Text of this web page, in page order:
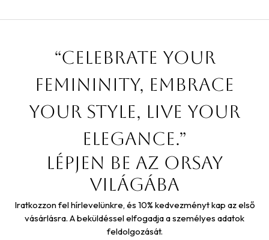
“Celebrate your
femininity, embrace
your style, live your
elegance.”
Lépjen be az orsay
világába
Iratkozzon fel hírlevelünkre, és 10% kedvezményt kap az első
vásárlásra. A beküldéssel elfogadja a személyes adatok
feldolgozását.